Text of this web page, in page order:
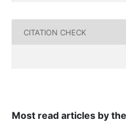
CITATION CHECK
Most read articles by